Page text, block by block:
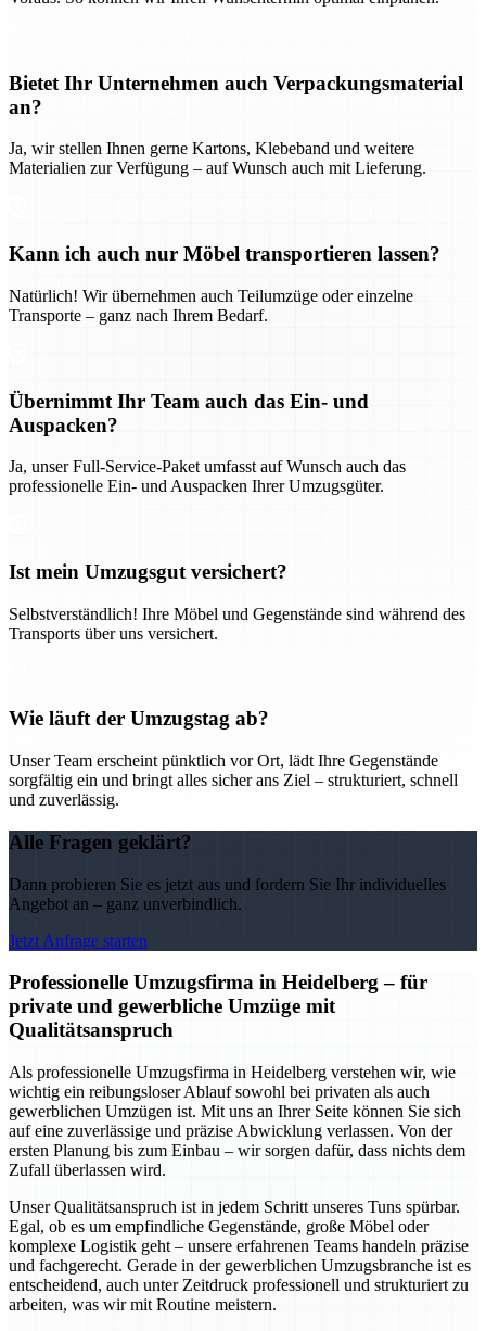
Bietet Ihr Unternehmen auch Verpackungsmaterial
an?
Ja, wir stellen Ihnen gerne Kartons, Klebeband und weitere
Materialien zur Verfügung – auf Wunsch auch mit Lieferung.
Kann ich auch nur Möbel transportieren lassen?
Natürlich! Wir übernehmen auch Teilumzüge oder einzelne
Transporte – ganz nach Ihrem Bedarf.
Übernimmt Ihr Team auch das Ein- und
Auspacken?
Ja, unser Full-Service-Paket umfasst auf Wunsch auch das
professionelle Ein- und Auspacken Ihrer Umzugsgüter.
Ist mein Umzugsgut versichert?
Selbstverständlich! Ihre Möbel und Gegenstände sind während des
Transports über uns versichert.
Wie läuft der Umzugstag ab?
Unser Team erscheint pünktlich vor Ort, lädt Ihre Gegenstände
sorgfältig ein und bringt alles sicher ans Ziel – strukturiert, schnell
und zuverlässig.
Alle Fragen geklärt?
Dann probieren Sie es jetzt aus und fordern Sie Ihr individuelles
Angebot an – ganz unverbindlich.
Jetzt Anfrage starten
Professionelle Umzugsfirma in Heidelberg – für
private und gewerbliche Umzüge mit
Qualitätsanspruch
Als professionelle Umzugsfirma in Heidelberg verstehen wir, wie
wichtig ein reibungsloser Ablauf sowohl bei privaten als auch
gewerblichen Umzügen ist. Mit uns an Ihrer Seite können Sie sich
auf eine zuverlässige und präzise Abwicklung verlassen. Von der
ersten Planung bis zum Einbau – wir sorgen dafür, dass nichts dem
Zufall überlassen wird.
Unser Qualitätsanspruch ist in jedem Schritt unseres Tuns spürbar.
Egal, ob es um empfindliche Gegenstände, große Möbel oder
komplexe Logistik geht – unsere erfahrenen Teams handeln präzise
und fachgerecht. Gerade in der gewerblichen Umzugsbranche ist es
entscheidend, auch unter Zeitdruck professionell und strukturiert zu
arbeiten, was wir mit Routine meistern.